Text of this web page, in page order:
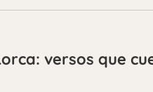
versos que